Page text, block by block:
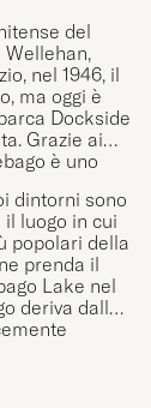
del
nel 1946, il
ma oggi è
Dockside
Grazie ai
è uno
dintorni sono
luogo in cui
popolari della
prenda il
Lake nel
deriva dalla